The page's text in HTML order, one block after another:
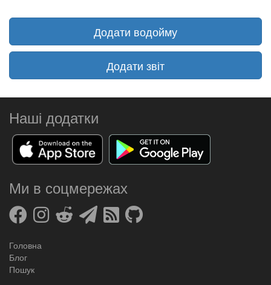
Додати водойму
Додати звіт
Наші додатки
Ми в соцмережах
Головна
Блог
Пошук